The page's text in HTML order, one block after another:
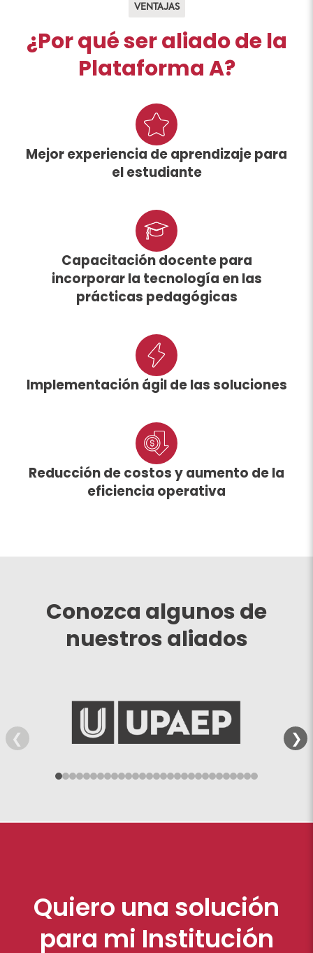
VENTAJAS
¿Por qué ser aliado de la
Plataforma A?
Mejor experiencia de aprendizaje para
el estudiante
Capacitación docente para
incorporar la tecnología en las
prácticas pedagógicas
Implementación ágil de las soluciones
Reducción de costos y aumento de la
eficiencia operativa
Conozca algunos de
nuestros aliados
Quiero una solución
para mi Institución